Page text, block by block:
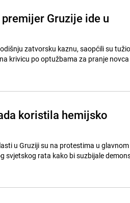
Gruzije ide u
zatvorsku kaznu, saopćili su
krivicu po optužbama za pranje novca
koristila hemijsko
u Gruziji su na protestima u
svjetskog rata kako bi suzbijale